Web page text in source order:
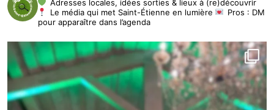
Adresses locales, idées sorties & lieux à (re)découvrir
Le média qui met Saint-Étienne en lumière
Pros : DM
pour apparaître dans l’agenda